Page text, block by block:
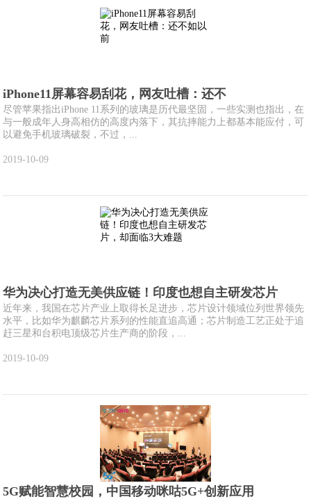
iPhone11屏幕容易刮花，网友吐槽：还不
尽管苹果指出iPhone 11系列的玻璃是历代最坚固，一些实测也指出，在
与一般成年人身高相仿的高度内落下，其抗摔能力上都基本能应付，可
以避免手机玻璃破裂，不过，...
2019-10-09
华为决心打造无美供应链！印度也想自主研发芯片
近年来，我国在芯片产业上取得长足进步，芯片设计领域位列世界领先
水平，比如华为麒麟芯片系列的性能直追高通；芯片制造工艺正处于追
赶三星和台积电顶级芯片生产商的阶段，...
2019-10-09
5G赋能智慧校园，中国移动咪咕5G+创新应用